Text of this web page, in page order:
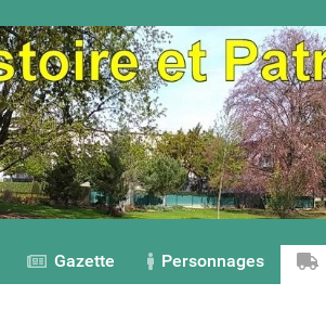
Gazette Personnages